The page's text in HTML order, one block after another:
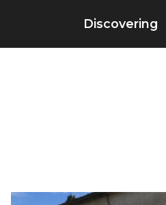
Discovering